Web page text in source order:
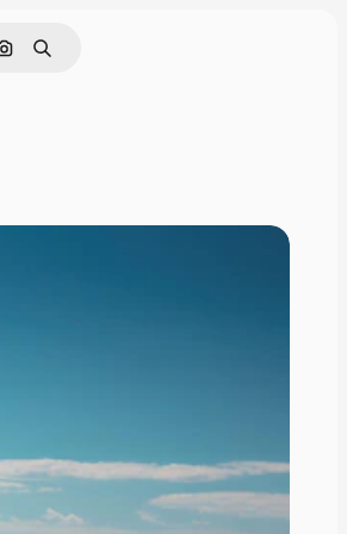
Nach Bild suchen
Suchen